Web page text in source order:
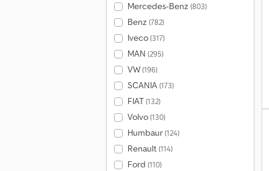
Mercedes-Benz (803)
Benz (782)
Iveco(317)
MAN (295)
VW(196)
SCANIA(173)
FIAT(132)
Volvo(130)
Humbaur(124)
Renault(114)
Ford (110)